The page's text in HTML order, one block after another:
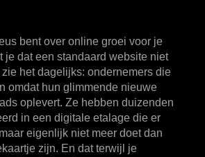
bent over online groei voor je
je dat een standaard website niet
het dagelijks: ondernemers die
omdat hun glimmende nieuwe
oplevert. Ze hebben duizenden
in een digitale etalage die er
eigenlijk niet meer doet dan
zijn. En dat terwijl je